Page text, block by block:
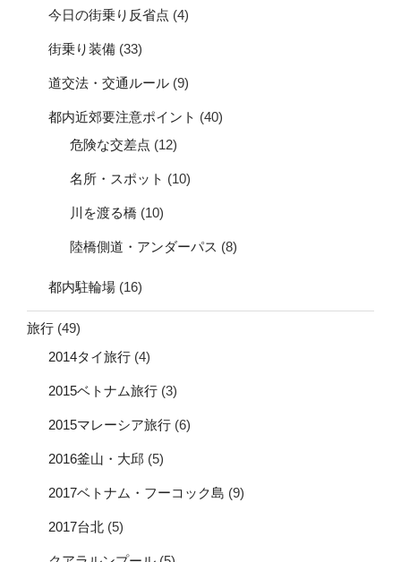
今日の街乗り反省点 (4)
街乗り装備 (33)
道交法・交通ルール (9)
都内近郊要注意ポイント (40)
危険な交差点 (12)
名所・スポット (10)
川を渡る橋 (10)
陸橋側道・アンダーパス (8)
都内駐輪場 (16)
旅行 (49)
2014タイ旅行 (4)
2015ベトナム旅行 (3)
2015マレーシア旅行 (6)
2016釜山・大邱 (5)
2017ベトナム・フーコック島 (9)
2017台北 (5)